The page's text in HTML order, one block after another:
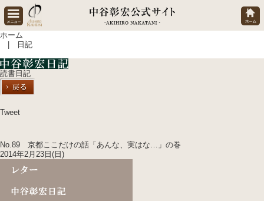
ホーム
| 日記
読書日記
Tweet
No.89 京都ここだけの話「あんな、実はな…」の巻
2014年2月23日(日)